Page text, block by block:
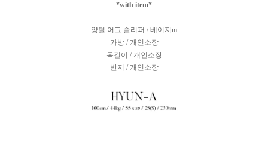
*with item*
양털 어그 슬리퍼 / 베이지m
가방 / 개인소장
목걸이 / 개인소장
반지 / 개인소장